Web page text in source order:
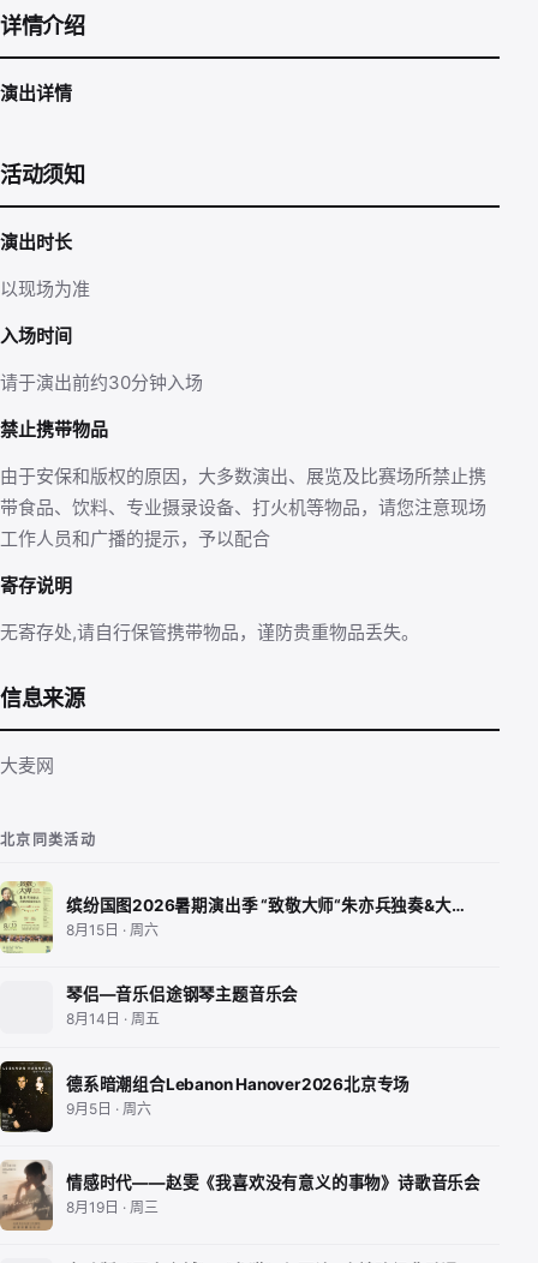
详情介绍
演出详情
活动须知
演出时长
以现场为准
入场时间
请于演出前约30分钟入场
禁止携带物品
由于安保和版权的原因，大多数演出、展览及比赛场所禁止携
带食品、饮料、专业摄录设备、打火机等物品，请您注意现场
工作人员和广播的提示，予以配合
寄存说明
无寄存处,请自行保管携带物品，谨防贵重物品丢失。
信息来源
大麦网
北京同类活动
缤纷国图2026暑期演出季 “致敬大师“朱亦兵独奏&大…
8月15日 · 周六
琴侣—音乐侣途钢琴主题音乐会
8月14日 · 周五
德系暗潮组合Lebanon Hanover2026北京专场
9月5日 · 周六
情感时代——赵雯《我喜欢没有意义的事物》诗歌音乐会
8月19日 · 周三